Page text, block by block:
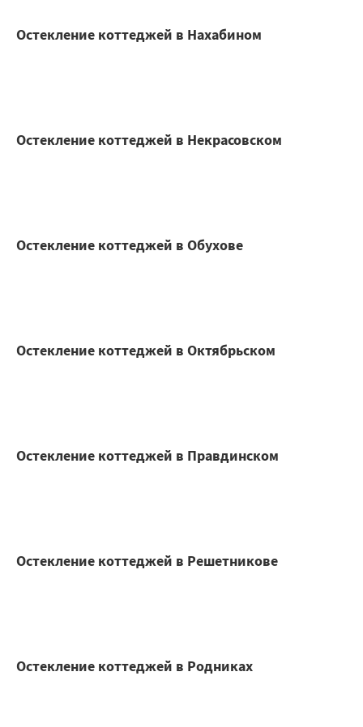
Остекление коттеджей в Нахабином
Остекление коттеджей в Некрасовском
Остекление коттеджей в Обухове
Остекление коттеджей в Октябрьском
Остекление коттеджей в Правдинском
Остекление коттеджей в Решетникове
Остекление коттеджей в Родниках